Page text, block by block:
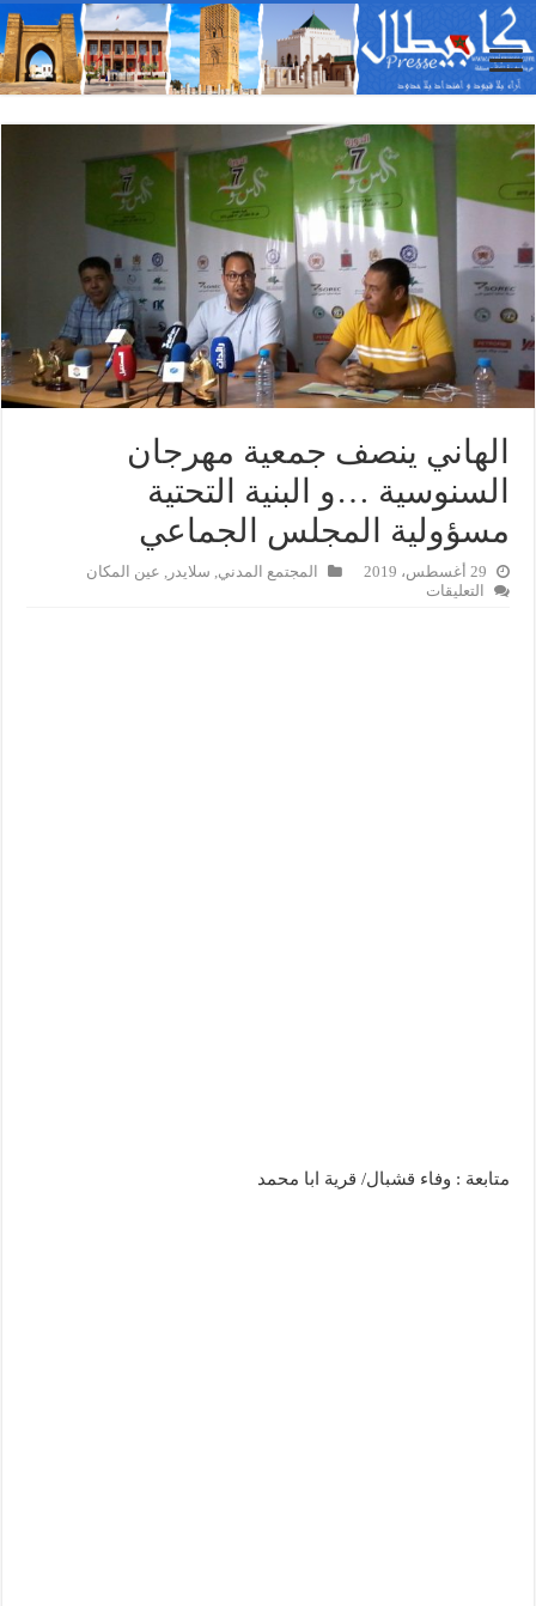
الهاني ينصف جمعية مهرجان
السنوسية …و البنية التحتية
مسؤولية المجلس الجماعي
29 أغسطس، 2019 المجتمع المدني, سلايدر, عين المكان
التعليقات
متابعة : وفاء قشبال/ قرية ابا محمد